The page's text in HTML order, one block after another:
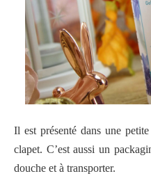
Il est présenté dans une
clapet. C’est aussi un
douche et à transporter.